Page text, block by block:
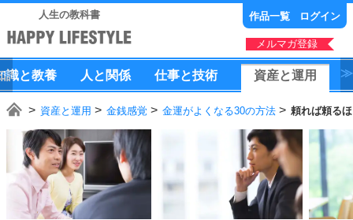
人生の教科書 作品一覧 ログイン
メルマガ登録
識と教養 人 と 関係 仕事と技術 資産と運用
資産と運用 金銭感覚 金運がよくなる30の方法 頼れば頼る